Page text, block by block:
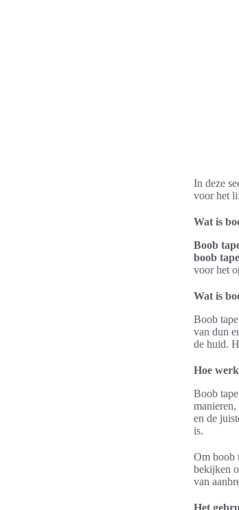
In deze
voor het
Wat is
Boob
boob tape
voor het
Wat is
Boob
van dun
de huid.
Hoe
Boob
en de
is.
Om boob
bekijken
van
Het